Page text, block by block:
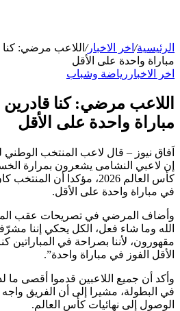
الرئيسية/ اخر الاخبار/ اللاعب مرضي:
مباراة واحدة على الأقل
اخر الاخبار رياضة وشباب
اللاعب مرضي: كنا
مباراة واحدة على الأقل
اَفاق نيوز – قال لاعب المنتخب
إن لاعبي النشامى يشعرون بمرارة
كأس العالم 2026، مؤكدا أن
في مباراة واحدة على الأقل.
وأضاف المرضي في تصريحات عقب
الله وما شاء فعل، الكل يحكي إننا
مقهورون، لأننا بصراحة في المباراتين
الأقل الفوز في مباراة واحدة”.
وأكد أن جميع اللاعبين قدموا أقصى ما
في البطولة، مشيرا إلى أن الفريق واجه
الوصول إلى نهائيات كأس العالم.